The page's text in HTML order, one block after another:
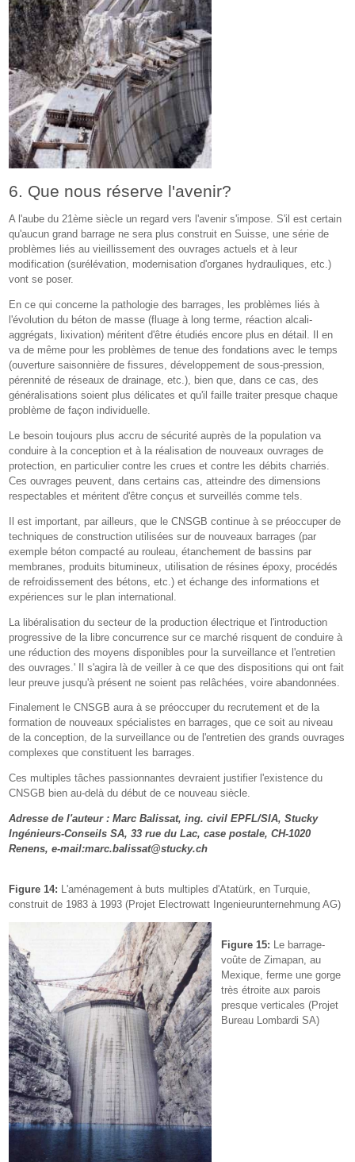
6. Que nous réserve l'avenir?
A l'aube du 21ème siècle un regard vers l'avenir s'impose. S'il est certain
qu'aucun grand barrage ne sera plus construit en Suisse, une série de
problèmes liés au vieillissement des ouvrages actuels et à leur
modification (surélévation, modernisation d'organes hydrauliques, etc.)
vont se poser.
En ce qui concerne la pathologie des barrages, les problèmes liés à
l'évolution du béton de masse (fluage à long terme, réaction alcali-
aggrégats, lixivation) méritent d'être étudiés encore plus en détail. Il en
va de même pour les problèmes de tenue des fondations avec le temps
(ouverture saisonnière de fissures, développement de sous-pression,
pérennité de réseaux de drainage, etc.), bien que, dans ce cas, des
généralisations soient plus délicates et qu'il faille traiter presque chaque
problème de façon individuelle.
Le besoin toujours plus accru de sécurité auprès de la population va
conduire à la conception et à la réalisation de nouveaux ouvrages de
protection, en particulier contre les crues et contre les débits charriés.
Ces ouvrages peuvent, dans certains cas, atteindre des dimensions
respectables et méritent d'être conçus et surveillés comme tels.
Il est important, par ailleurs, que le CNSGB continue à se préoccuper de
techniques de construction utilisées sur de nouveaux barrages (par
exemple béton compacté au rouleau, étanchement de bassins par
membranes, produits bitumineux, utilisation de résines époxy, procédés
de refroidissement des bétons, etc.) et échange des informations et
expériences sur le plan international.
La libéralisation du secteur de la production électrique et l'introduction
progressive de la libre concurrence sur ce marché risquent de conduire à
une réduction des moyens disponibles pour la surveillance et l'entretien
des ouvrages.' Il s'agira là de veiller à ce que des dispositions qui ont fait
leur preuve jusqu'à présent ne soient pas relâchées, voire abandonnées.
Finalement le CNSGB aura à se préoccuper du recrutement et de la
formation de nouveaux spécialistes en barrages, que ce soit au niveau
de la conception, de la surveillance ou de l'entretien des grands ouvrages
complexes que constituent les barrages.
Ces multiples tâches passionnantes devraient justifier l'existence du
CNSGB bien au-delà du début de ce nouveau siècle.
Adresse de l'auteur : Marc Balissat, ing. civil EPFL/SIA, Stucky
Ingénieurs-Conseils SA, 33 rue du Lac, case postale, CH-1020
Renens, e-mail:marc.balissat@stucky.ch
Figure 14: L'aménagement à buts multiples d'Atatürk, en Turquie,
construit de 1983 à 1993 (Projet Electrowatt Ingenieurunternehmung AG)
Figure 15: Le barrage-
voûte de Zimapan, au
Mexique, ferme une gorge
très étroite aux parois
presque verticales (Projet
Bureau Lombardi SA)